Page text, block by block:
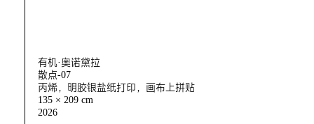
有机·奥诺黛拉
散点-07
丙烯，明胶银盐纸打印，画布上拼贴
135 × 209 cm
2026